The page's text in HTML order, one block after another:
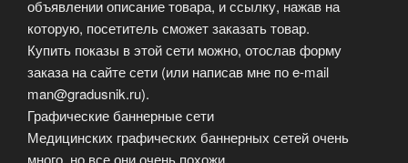
объявлении описание товара, и ссылку, нажав на
которую, посетитель сможет заказать товар.
Купить показы в этой сети можно, отослав форму
заказа на сайте сети (или написав мне по e-mail
man@gradusnik.ru).
Графические баннерные сети
Медицинских графических баннерных сетей очень
много, но все они очень похожи.